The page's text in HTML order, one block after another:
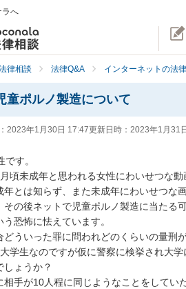
ラへ
律相談 法律Q&A インターネットの法
童ポルノ製造について
2023年1月30日 17:47更新日時： 2023年1月31
です。
頃未成年と思われる女性にわいせつな動
年とは知らず、また未成年にわいせつな
その後ネットで児童ポルノ製造に当たる
う恐怖に怯えています。
どういった罪に問われどのくらいの量刑
学生なのですが仮に警察に検挙され大
しょうか？
相手が10人程に同じようなことをしてい